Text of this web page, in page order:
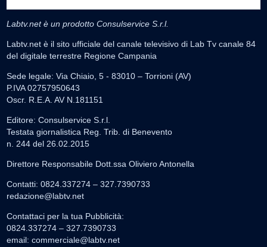
Labtv.net è un prodotto Consulservice S.r.l.
Labtv.net è il sito ufficiale del canale televisivo di Lab Tv canale 84
del digitale terrestre Regione Campania
Sede legale: Via Chiaio, 5 - 83010 – Torrioni (AV)
P.IVA 02757950643
Oscr. R.E.A. AV N.181151
Editore: Consulservice S.r.l.
Testata giornalistica Reg. Trib. di Benevento
n. 244 del 26.02.2015
Direttore Responsabile Dott.ssa Oliviero Antonella
Contatti: 0824.337274 – 327.7390733
redazione@labtv.net
Contattaci per la tua Pubblicità:
0824.337274 – 327.7390733
email: commerciale@labtv.net